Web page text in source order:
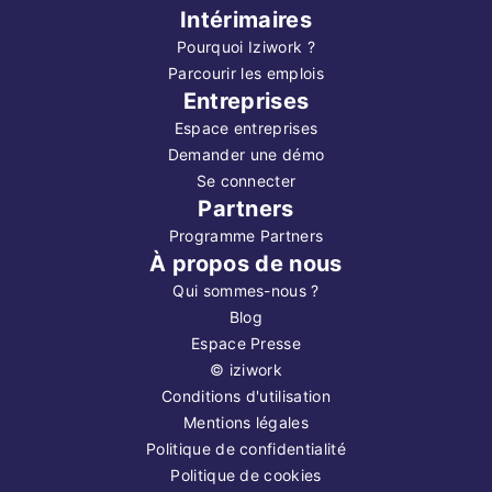
Intérimaires
Pourquoi Iziwork ?
Parcourir les emplois
Entreprises
Espace entreprises
Demander une démo
Se connecter
Partners
Programme Partners
À propos de nous
Qui sommes-nous ?
Blog
Espace Presse
© iziwork
Conditions d'utilisation
Mentions légales
Politique de confidentialité
Politique de cookies